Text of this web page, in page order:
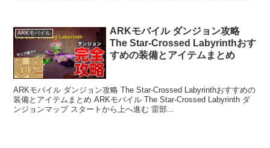
ARKモバイル
ARKモバイル ダンジョン攻略
The Star-Crossed Labyrinthおす
すめの装備とアイテムまとめ
ARKモバイル ダンジョン攻略 The Star-Crossed Labyrinthおすすめの
装備とアイテムまとめ ARKモバイル The Star-Crossed Labyrinth ダ
ンジョンマップ スタートから上へ進む 雷部...